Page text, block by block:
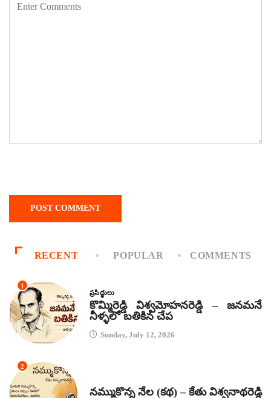
RECENT POPULAR COMMENTS
1
ప్రసిద్ధులు
కొమ్మిరెడ్డి విశ్వమోహనరెడ్డి – జనమనే
నీళ్ళలో బతికిన చేప
Sunday, July 12, 2026
2
నమ్ముకొన్న నేల (కథ) – కేతు విశ్వనాథరెడ్డి